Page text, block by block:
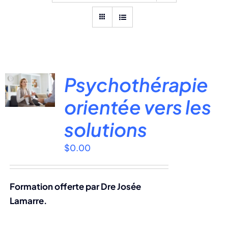
Psychothérapie
orientée vers les
solutions
$0.00
Formation offerte par Dre Josée
Lamarre.